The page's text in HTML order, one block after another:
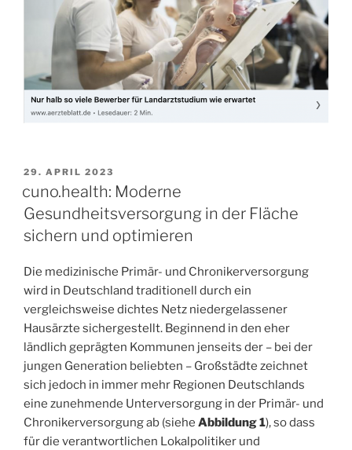
29. APRIL 2023
cuno.health: Moderne
Gesundheitsversorgung in der Fläche
sichern und optimieren
Die medizinische Primär- und Chronikerversorgung
wird in Deutschland traditionell durch ein
vergleichsweise dichtes Netz niedergelassener
Hausärzte sichergestellt. Beginnend in den eher
ländlich geprägten Kommunen jenseits der – bei der
jungen Generation beliebten – Großstädte zeichnet
sich jedoch in immer mehr Regionen Deutschlands
eine zunehmende Unterversorgung in der Primär- und
Chronikerversorgung ab (siehe Abbildung 1), so dass
für die verantwortlichen Lokalpolitiker und